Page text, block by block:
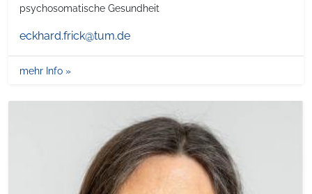
psychosomatische Gesundheit
eckhard.frick@tum.de
mehr Info »